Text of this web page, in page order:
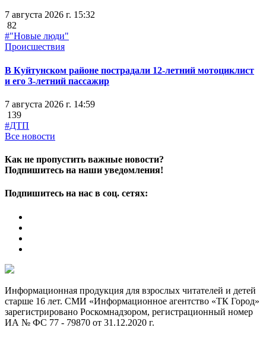
7 августа 2026 г. 15:32
82
#"Новые люди"
Происшествия
В Куйтунском районе пострадали 12-летний мотоциклист
и его 3-летний пассажир
7 августа 2026 г. 14:59
139
#ДТП
Все новости
Как не пропустить важные новости?
Подпишитесь на наши уведомления!
Подпишитесь на нас в соц. сетях:
Информационная продукция для взрослых читателей и детей
старше 16 лет. СМИ «Информационное агентство «ТК Город»
зарегистрировано Роскомнадзором, регистрационный номер
ИА № ФС 77 - 79870 от 31.12.2020 г.